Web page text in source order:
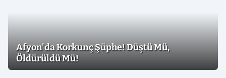
Afyon'da Korkunç Şüphe! Düştü Mü,
Öldürüldü Mü!